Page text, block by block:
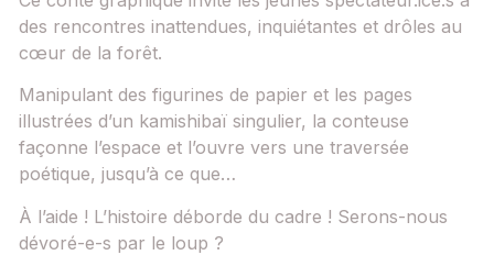
des rencontres inattendues, inquiétantes et drôles au
cœur de la forêt.
Manipulant des figurines de papier et les pages
illustrées d’un kamishibaï singulier, la conteuse
façonne l’espace et l’ouvre vers une traversée
poétique, jusqu’à ce que…
À l’aide ! L’histoire déborde du cadre ! Serons-nous
dévoré-e-s par le loup ?